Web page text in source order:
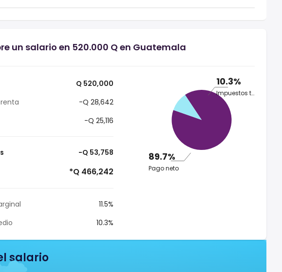
un salario en 520.000 Q en Guatemala
Q 520,000
-Q 28,642
-Q 25,116
-Q 53,758
*Q 466,242
11.5%
10.3%
10.3%
Impuestos totales
89.7%
Pago neto
salario